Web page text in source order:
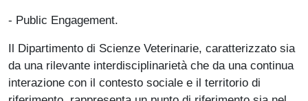
- Public Engagement.
Il Dipartimento di Scienze Veterinarie, caratterizzato sia
da una rilevante interdisciplinarietà che da una continua
interazione con il contesto sociale e il territorio di